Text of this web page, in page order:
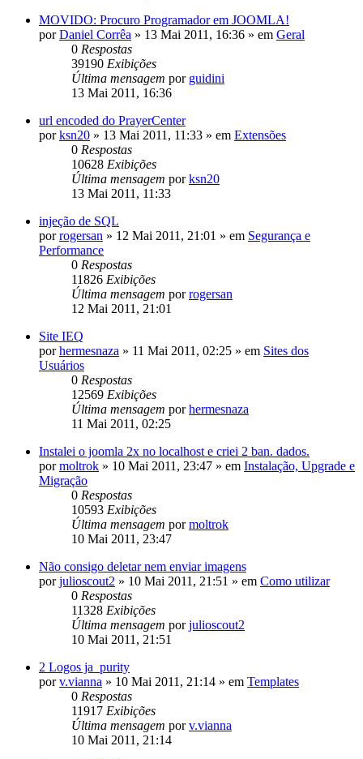
MOVIDO: Procuro Programador em JOOMLA!
porDaniel Corrêa » 13 Mai 2011, 16:36 » em Geral
0 Respostas
39190 Exibições
Última mensagem por guidini
13 Mai 2011, 16:36
url encoded do PrayerCenter
porksn20 » 13 Mai 2011, 11:33 » em Extensões
0 Respostas
10628 Exibições
Última mensagem porksn20
13 Mai 2011, 11:33
injeção de SQL
porrogersan » 12 Mai 2011, 21:01 » em Segurança e
Performance
0 Respostas
11826 Exibições
Última mensagem porrogersan
12 Mai 2011, 21:01
Site IEQ
porhermesnaza » 11 Mai 2011, 02:25 » em Sites dos
Usuários
0 Respostas
12569 Exibições
Última mensagem porhermesnaza
11 Mai 2011, 02:25
Instalei o joomla 2x no localhost e criei 2 ban. dados.
pormoltrok » 10 Mai 2011, 23:47 » em Instalação, Upgrade e
Migração
0 Respostas
10593 Exibições
Última mensagem pormoltrok
10 Mai 2011, 23:47
Não consigo deletar nem enviar imagens
porjulioscout2 » 10 Mai 2011, 21:51 » em Como utilizar
0 Respostas
11328 Exibições
Última mensagem porjulioscout2
10 Mai 2011, 21:51
2 Logos ja_purity
porv.vianna » 10 Mai 2011, 21:14 » em Templates
0 Respostas
11917 Exibições
Última mensagem porv.vianna
10 Mai 2011, 21:14